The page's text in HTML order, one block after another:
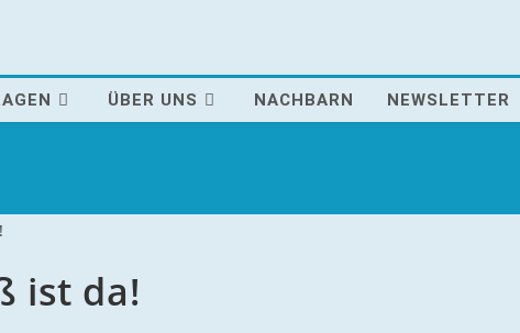
ÜBER UNS NACHBARN NEWSLETTER
ist da!